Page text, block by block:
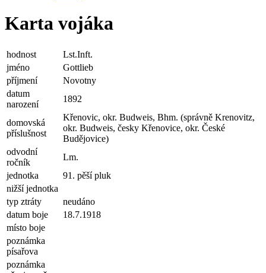
Karta vojáka
hodnost
Lst.Inft.
jméno
Gottlieb
příjmení
Novotny
datum
narození
1892
domovská
příslušnost
Křenovic, okr. Budweis, Bhm. (správně Krenovitz,
okr. Budweis, česky Křenovice, okr. České
Budějovice)
odvodní
ročník
Lm.
jednotka
91. pěší pluk
nižší jednotka
typ ztráty
neudáno
datum boje
18.7.1918
místo boje
poznámka
písařova
poznámka